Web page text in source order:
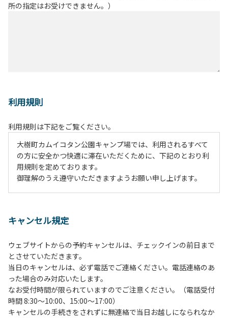
所の指定はお受けできません。）
利用規則
利用規則は下記をご覧ください。
大樹町カムイコタン公園キャンプ場では、利用されるすべて
の方に安全かつ快適に滞在いただくために、下記のとおり利
用規則を定めております。
御理解のうえ遵守いただきますようお願い申し上げます。
２、中学生以下だけでの利用はできません。高校生以上の方
３、テントサイト（多目的広場を含む。）の使用は、事前に
予約いただいた方のみで、連泊の方を除き、正午からです。
基本的に、テント1張りにつき1区画の予約をお願いします。
管理棟にてチェックインの手続きを行ってください。午後3
時前にお越しの方は、午後3時になりましたら管理棟にて手
続きを行ってください。午後5時過ぎにお越しの方は、翌朝
手続きを行ってください。
キャンセル規定
ウェブサイトからの予約キャンセルは、チェックインの前日まで
とさせていただきます。
当日のキャンセルは、必ず電話でご連絡ください。電話連絡のあ
った場合のみ対応いたします。
なお受付時間が限られていますのでご注意ください。（電話受付
時間 8:30～10:00、15:00～17:00）
キャンセルの手続きをされずに無連絡で当日お越しになられなか